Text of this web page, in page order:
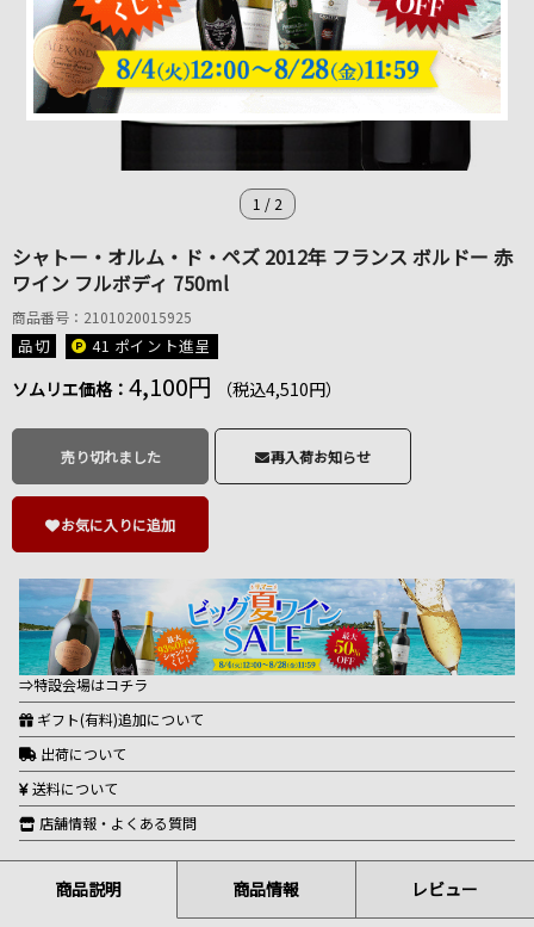
1 / 2
シャトー・オルム・ド・ペズ 2012年 フランス ボルドー 赤
ワイン フルボディ 750ml
商品番号：2101020015925
品切 41 ポイント進呈
ソムリエ価格： 4,100円 （税込4,510円）
売り切れました 再入荷お知らせ
お気に入りに追加
⇒特設会場はコチラ
ギフト(有料)追加について
出荷について
送料について
店舗情報・よくある質問
商品説明 商品情報 レビュー